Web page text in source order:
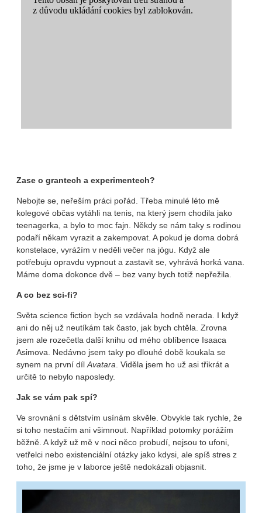
Zase o grantech a experimentech?
Nebojte se, neřeším práci pořád. Třeba minulé léto mě
kolegové občas vytáhli na tenis, na který jsem chodila jako
teenagerka, a bylo to moc fajn. Někdy se nám taky s rodinou
podaří někam vyrazit a zakempovat. A pokud je doma dobrá
konstelace, vyrážím v neděli večer na jógu. Když ale
potřebuju opravdu vypnout a zastavit se, vyhrává horká vana.
Máme doma dokonce dvě – bez vany bych totiž nepřežila.
A co bez sci-fi?
Světa science fiction bych se vzdávala hodně nerada. I když
ani do něj už neutíkám tak často, jak bych chtěla. Zrovna
jsem ale rozečetla další knihu od mého oblíbence Isaaca
Asimova. Nedávno jsem taky po dlouhé době koukala se
synem na první díl Avatara . Viděla jsem ho už asi třikrát a
určitě to nebylo naposledy.
Jak se vám pak spí?
Ve srovnání s dětstvím usínám skvěle. Obvykle tak rychle, že
si toho nestačím ani všimnout. Například potomky porážím
běžně. A když už mě v noci něco probudí, nejsou to ufoni,
vetřelci nebo existenciální otázky jako kdysi, ale spíš stres z
toho, že jsme je v laborce ještě nedokázali objasnit.